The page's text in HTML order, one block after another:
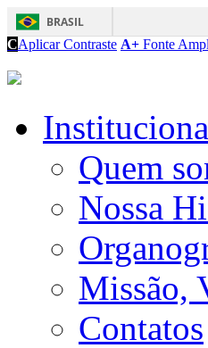
BRASIL
CAplicar Contraste A+ Fonte
Quem
Nossa
Missão,
Contatos